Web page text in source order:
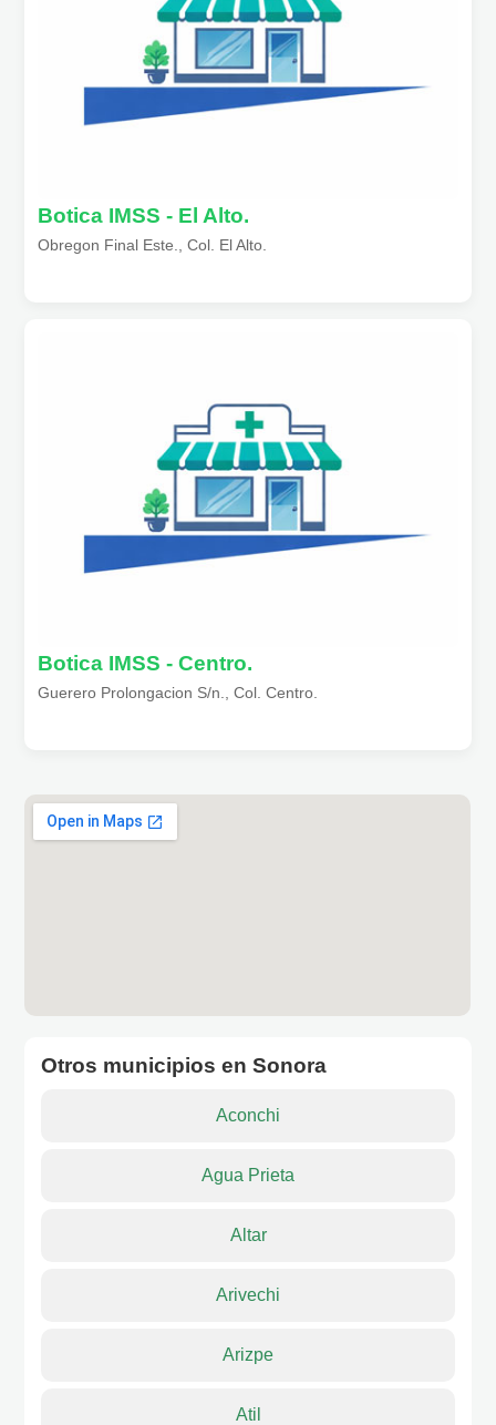
Botica IMSS - El Alto.
Obregon Final Este., Col. El Alto.
Botica IMSS - Centro.
Guerero Prolongacion S/n., Col. Centro.
Otros municipios en Sonora
Aconchi
Agua Prieta
Altar
Arivechi
Arizpe
Atil